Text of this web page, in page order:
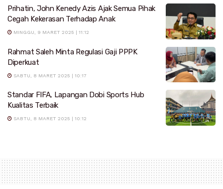
Prihatin, John Kenedy Azis Ajak Semua Pihak
Cegah Kekerasan Terhadap Anak
MINGGU, 9 MARET 2025 | 11:12
Rahmat Saleh Minta Regulasi Gaji PPPK
Diperkuat
SABTU, 8 MARET 2025 | 10:17
Standar FIFA, Lapangan Dobi Sports Hub
Kualitas Terbaik
SABTU, 8 MARET 2025 | 10:12